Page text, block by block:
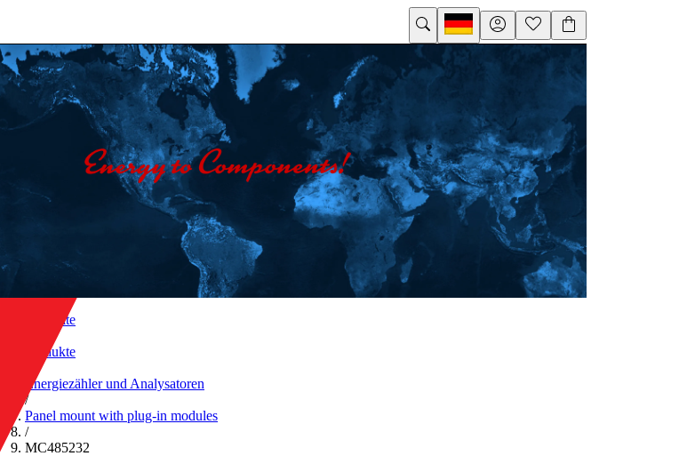
Startseite
Produkte
Energiezähler und Analysatoren
/
Panel mount with plug-in modules
/
MC485232